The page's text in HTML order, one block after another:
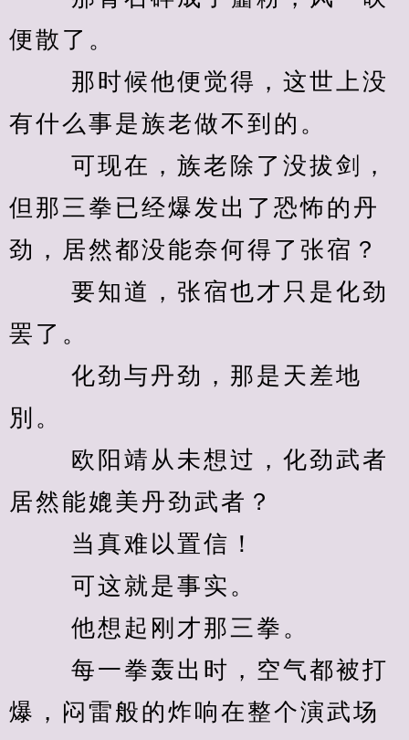
便散了。
那时候他便觉得，这世上没
有什么事是族老做不到的。
可现在，族老除了没拔剑，
但那三拳已经爆发出了恐怖的丹
劲，居然都没能奈何得了张宿？
要知道，张宿也才只是化劲
罢了。
化劲与丹劲，那是天差地
別。
欧阳靖从未想过，化劲武者
居然能媲美丹劲武者？
当真难以置信！
可这就是事实。
他想起刚才那三拳。
每一拳轰出时，空气都被打
爆，闷雷般的炸响在整个演武场